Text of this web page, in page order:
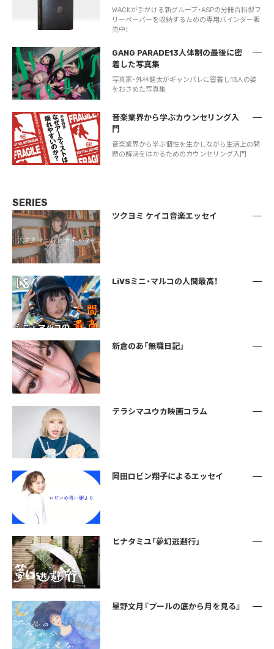
WACKが手がける新グループ・ASPの分冊百科型フ
リーペーパーを収納するための専用バインダー販
売中！
GANG PARADE13人体制の最後に密
着した写真集
写真家・外林健太がギャンパレに密着し13人の姿
をおさめた写真集
音楽業界から学ぶカウンセリング入
門
音楽業界から学ぶ個性を生かしながら生活上の問
題の解決をはかるためのカウンセリング入門
SERIES
ツクヨミ ケイコ音楽エッセイ
LiVSミニ・マルコの人間最高！
新倉のあ「無職日記」
テラシマユウカ映画コラム
岡田ロビン翔子によるエッセイ
ヒナタミユ「夢幻逃避行」
星野文月『プールの底から月を見る』